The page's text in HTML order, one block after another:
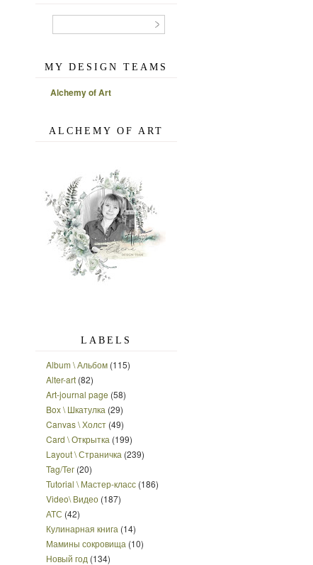
MY DESIGN TEAMS
Alchemy of Art
ALCHEMY OF ART
LABELS
Album \ Альбом (115)
Alter-art (82)
Art-journal page (58)
Box \ Шкатулка (29)
Canvas \ Холст (49)
Card \ Открытка (199)
Layout \ Страничка (239)
Tag/Тег (20)
Tutorial \ Мастер-класс (186)
Video\ Видео (187)
АТС (42)
Кулинарная книга (14)
Мамины сокровища (10)
Новый год (134)